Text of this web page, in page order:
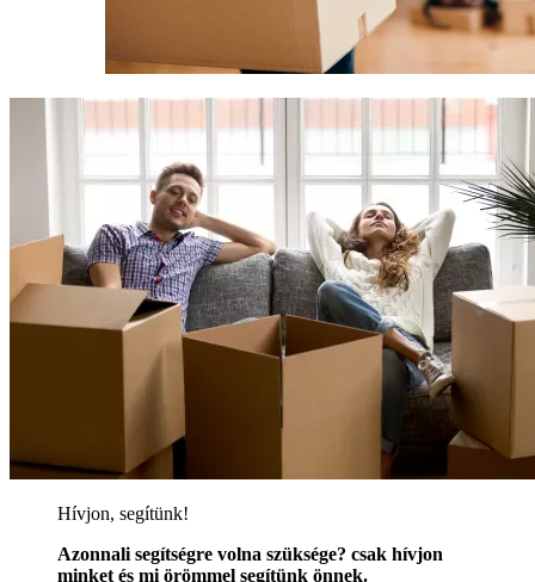
Hívjon, segítünk!
Azonnali segítségre volna szüksége? csak hívjon
minket és mi örömmel segítünk önnek.